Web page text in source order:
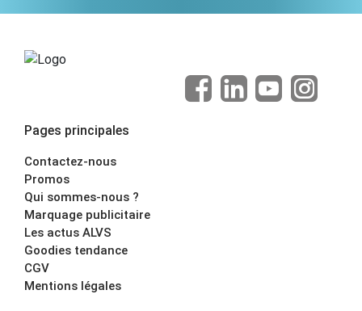
Pages principales
Contactez-nous
Promos
Qui sommes-nous ?
Marquage publicitaire
Les actus ALVS
Goodies tendance
CGV
Mentions légales